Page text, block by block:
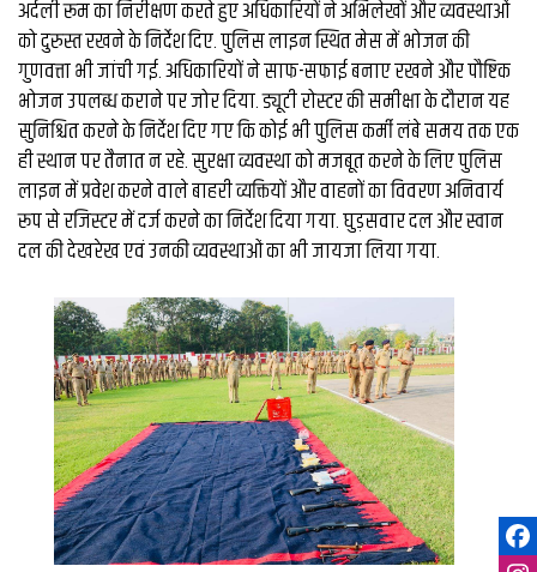
अर्दली रूम का निरीक्षण करते हुए अधिकारियों ने अभिलेखों और व्यवस्थाओं
को दुरुस्त रखने के निर्देश दिए. पुलिस लाइन स्थित मेस में भोजन की
गुणवत्ता भी जांची गई. अधिकारियों ने साफ-सफाई बनाए रखने और पौष्टिक
भोजन उपलब्ध कराने पर जोर दिया. ड्यूटी रोस्टर की समीक्षा के दौरान यह
सुनिश्चित करने के निर्देश दिए गए कि कोई भी पुलिस कर्मी लंबे समय तक एक
ही स्थान पर तैनात न रहे. सुरक्षा व्यवस्था को मजबूत करने के लिए पुलिस
लाइन में प्रवेश करने वाले बाहरी व्यक्तियों और वाहनों का विवरण अनिवार्य
रूप से रजिस्टर में दर्ज करने का निर्देश दिया गया. घुड़सवार दल और स्वान
दल की देखरेख एवं उनकी व्यवस्थाओं का भी जायजा लिया गया.